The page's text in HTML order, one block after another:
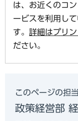
は、お近くのコ
ービスを利用し
す。 詳細はプリ
ださい。
このページの担
政策経営部